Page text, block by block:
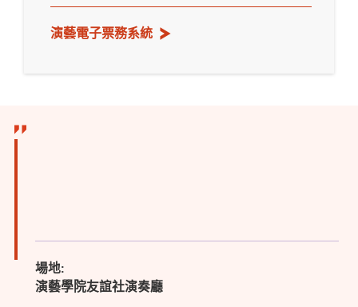
演藝電子票務系統
場地:
演藝學院友誼社演奏廳